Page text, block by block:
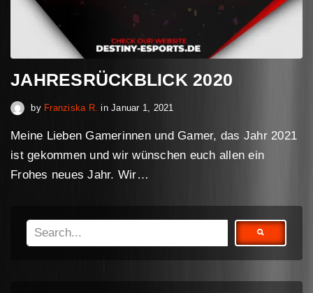
JAHRESRÜCKBLICK 2020
by Franziska R. inJanuar 1, 2021
Meine Lieben Gamerinnen und Gamer, das Jahr 2021
ist gekommen und wir wünschen euch allen ein
Frohes neues Jahr. Wir…